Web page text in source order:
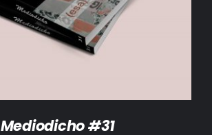
DETALLES
Mediodicho #31